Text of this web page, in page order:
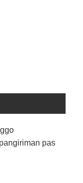
pas